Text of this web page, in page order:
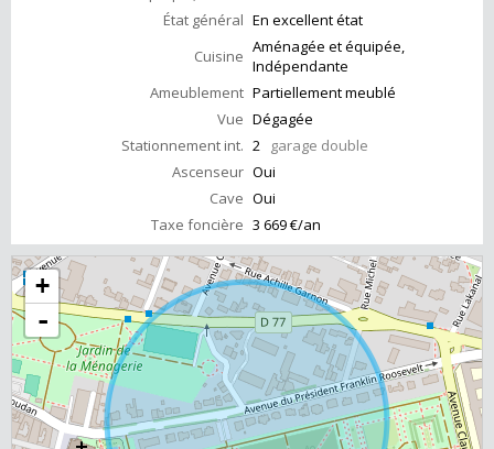
État général En excellent état
Cuisine Aménagée et équipée,
Indépendante
Ameublement Partiellement meublé
Vue Dégagée
Stationnement int. 2
garage double
Ascenseur Oui
Cave Oui
Taxe foncière 3 669 €/an
+
-